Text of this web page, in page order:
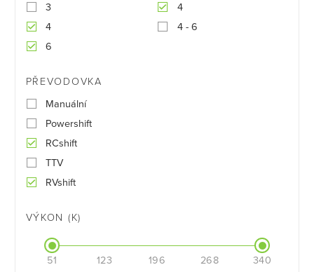
3
4
4
4 - 6
6
PŘEVODOVKA
Manuální
Powershift
RCshift
TTV
RVshift
VÝKON (K)
51 123 196 268 340